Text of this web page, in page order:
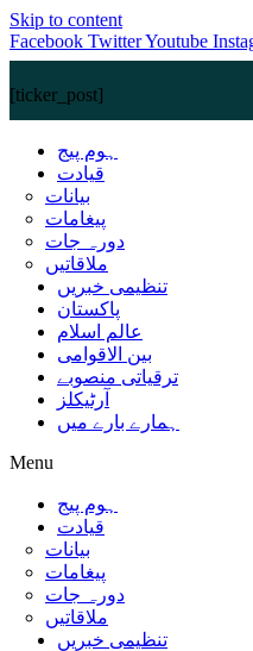
Skip to content
Facebook TwitterYoutube
[ticker_post]
ہوم پیج
قیادت
بیانات
پیغامات
دورہ جات
ملاقاتیں
تنظیمی خبریں
پاکستان
عالم اسلام
بین الاقوامی
ترقیاتی منصوبے
آرٹیکلز
ہمارے بارے میں
Menu
ہوم پیج
قیادت
بیانات
پیغامات
دورہ جات
ملاقاتیں
تنظیمی خبریں